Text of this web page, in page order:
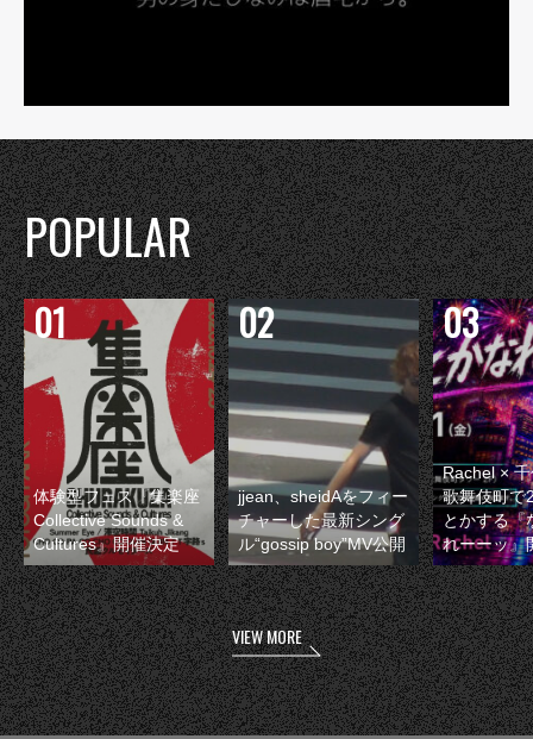
POPULAR
体験型フェス『集楽座
Collective Sounds &
Cultures』開催決定
jjean、sheidAをフィー
チャーした最新シング
ル“gossip boy”MV公開
Rachel ×
歌舞伎町で
とかする『
れーーッ』
VIEW MORE